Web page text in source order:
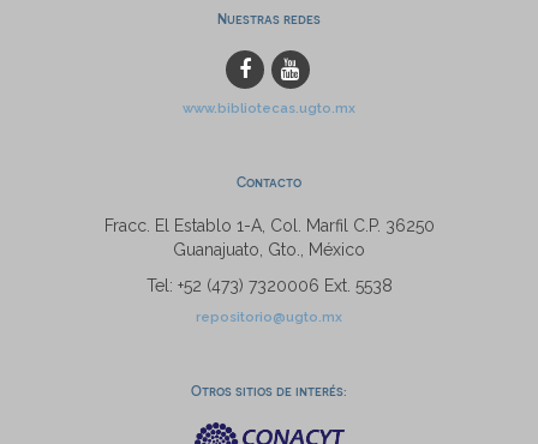
Nuestras redes
www.bibliotecas.ugto.mx
Contacto
Fracc. El Establo 1-A, Col. Marfil C.P. 36250
Guanajuato, Gto., México
Tel: +52 (473) 7320006 Ext. 5538
repositorio@ugto.mx
Otros sitios de interés: